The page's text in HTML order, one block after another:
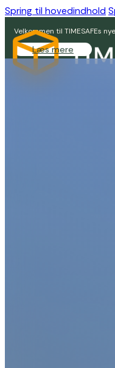
Spring til hovedindhold
Velkommen til TIMESAFEs
Læs mere